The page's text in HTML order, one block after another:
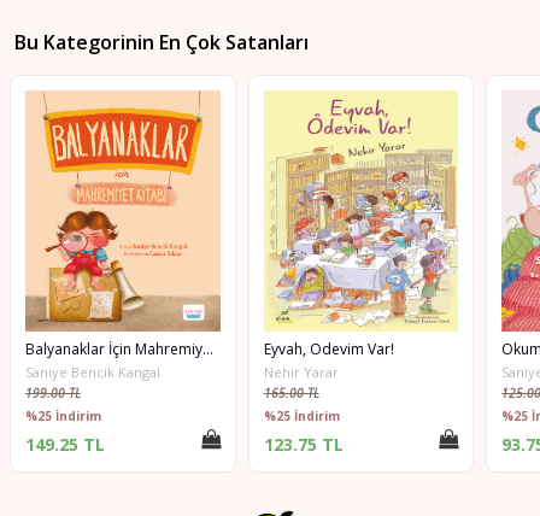
Bu Kategorinin En Çok Satanları
Balyanaklar İçin Mahremiyet Kitabı
Saniye Bencik Kangal
199.00 TL
%25 İndirim
149.25 TL
Eyvah, Ödevim Var!
Nehir Yarar
165.00 TL
%25 İndirim
123.75 TL
%25